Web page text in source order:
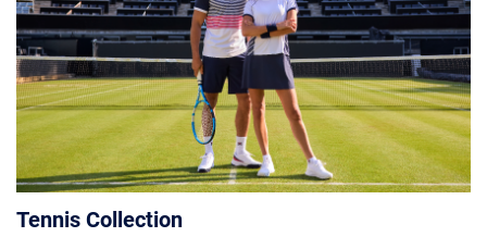
Tennis Collection